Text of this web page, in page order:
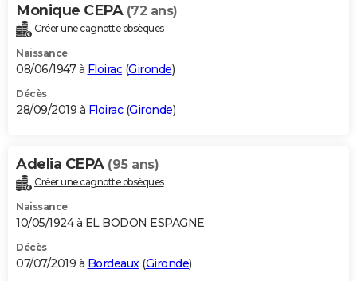
Monique CEPA (72 ans)
Créer une cagnotte obsèques
Naissance
08/06/1947 à Floirac(Gironde)
Décès
28/09/2019 à Floirac(Gironde)
Adelia CEPA (95 ans)
Créer une cagnotte obsèques
Naissance
10/05/1924 à EL BODON ESPAGNE
Décès
07/07/2019 à Bordeaux(Gironde)